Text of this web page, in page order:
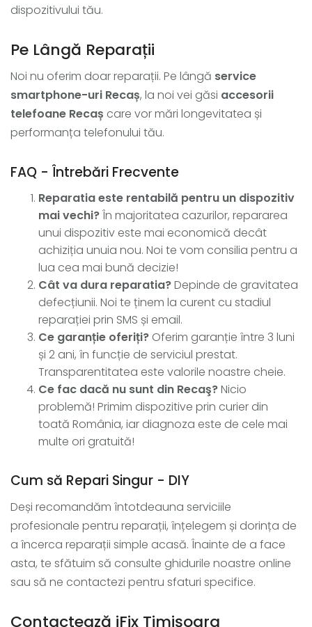
dispozitivului tău.
Pe Lângă Reparații
Noi nu oferim doar reparații. Pe lângă service
smartphone-uri Recaș, la noi vei găsi accesorii
telefoane Recaș care vor mări longevitatea și
performanța telefonului tău.
FAQ - Întrebări Frecvente
Reparatia este rentabilă pentru un dispozitiv
mai vechi?În majoritatea cazurilor, repararea
unui dispozitiv este mai economică decât
achiziția unuia nou. Noi te vom consilia pentru a
lua cea mai bună decizie!
Cât va dura reparatia?Depinde de gravitatea
defecțiunii. Noi te ținem la curent cu stadiul
reparației prin SMS și email.
Ce garanție oferiți? Oferim garanție între 3 luni
și 2 ani, în funcție de serviciul prestat.
Transparentitatea este valorile noastre cheie.
Ce fac dacă nu sunt din Recaş?Nicio
problemă! Primim dispozitive prin curier din
toată România, iar diagnoza este de cele mai
multe ori gratuită!
Cum să Repari Singur - DIY
Deși recomandăm întotdeauna serviciile
profesionale pentru reparații, înțelegem și dorința de
a încerca reparații simple acasă. Înainte de a face
asta, te sfătuim să consulte ghidurile noastre online
sau să ne contactezi pentru sfaturi specifice.
Contactează iFix Timișoara